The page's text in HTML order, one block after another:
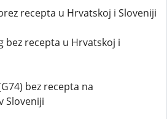
recepta u Hrvatskoj i Sloveniji
bez recepta u Hrvatskoj i
bez recepta na
Sloveniji